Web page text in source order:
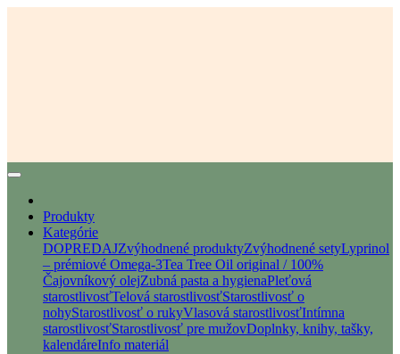
Produkty
Kategórie
DOPREDAJZvýhodnené produktyZvýhodnené setyLyprinol
– prémiové Omega-3Tea Tree Oil original / 100%
Čajovníkový olejZubná pasta a hygienaPleťová
starostlivosťTelová starostlivosťStarostlivosť o
nohyStarostlivosť o rukyVlasová starostlivosťIntímna
starostlivosťStarostlivosť pre mužovDoplnky, knihy, tašky,
kalendáreInfo materiál